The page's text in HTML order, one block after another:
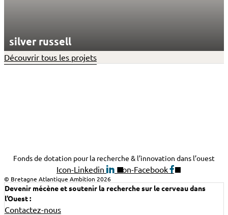
silver russell
Découvrir tous les projets
Fonds de dotation pour la recherche & l’innovation dans l’ouest
Icon-Linkedin Icon-Facebook
© Bretagne Atlantique Ambition 2026
Devenir mécène et soutenir la recherche sur le cerveau dans
l’Ouest :
Contactez-nous